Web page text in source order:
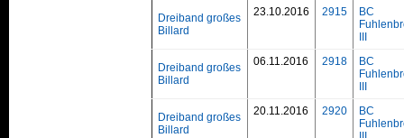
Dreiband großes
Billard
23.10.2016 2915
BC
Dreiband großes
Billard
06.11.2016 2918
BC
Dreiband großes
Billard
20.11.2016 2920
BC